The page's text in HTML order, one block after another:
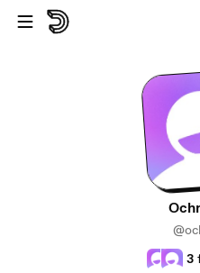
Skip to main content
3